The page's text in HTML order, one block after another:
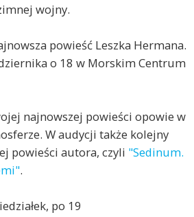
wojny.
powieść Leszka Hermana.
o 18 w Morskim Centrum
najnowszej powieści opowie w
W audycji także kolejny
powieści autora, czyli "Sedinum.
.
po 19